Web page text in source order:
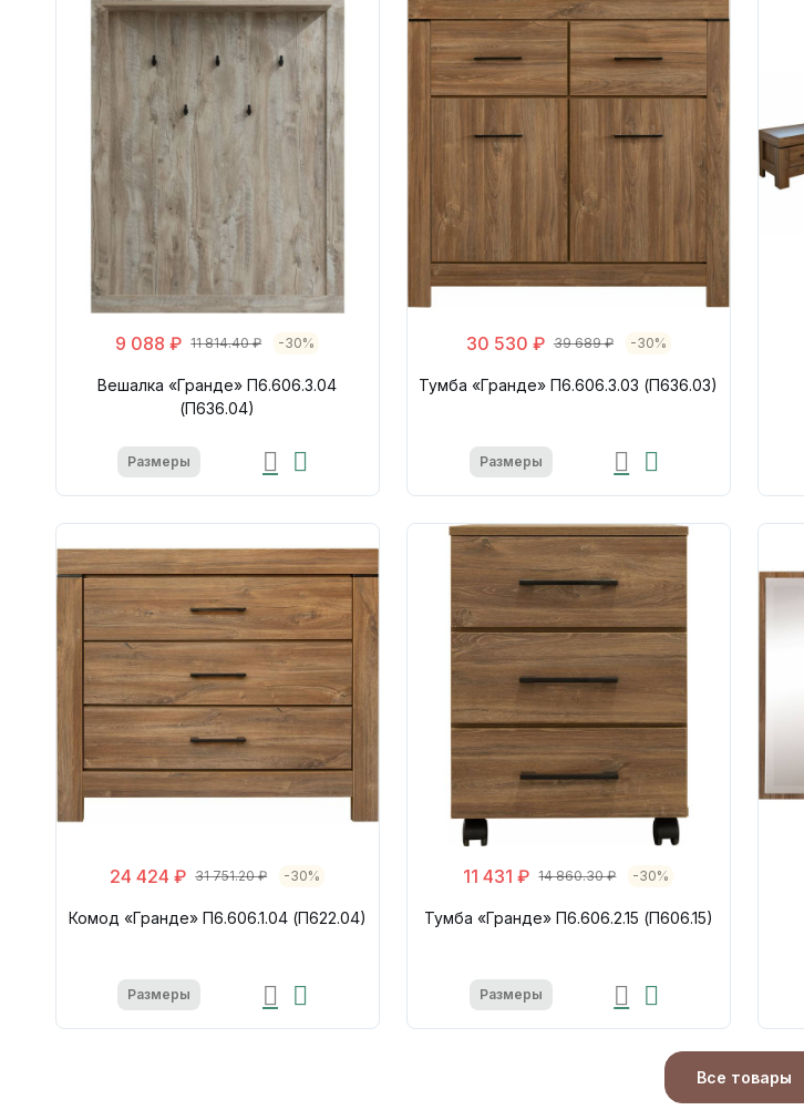
9 088 ₽ 11 814.40 ₽ -30%
Вешалка «Гранде» П6.606.3.04
(П636.04)
Размеры
30 530 ₽ 39 689 ₽ -30%
Тумба «Гранде» П6.606.3.03 (П636.03)
Размеры
24 424 ₽ 31 751.20 ₽ -30%
Комод «Гранде» П6.606.1.04 (П622.04)
Размеры
11 431 ₽ 14 860.30 ₽ -30%
Тумба «Гранде» П6.606.2.15 (П606.15)
Размеры
Все товары